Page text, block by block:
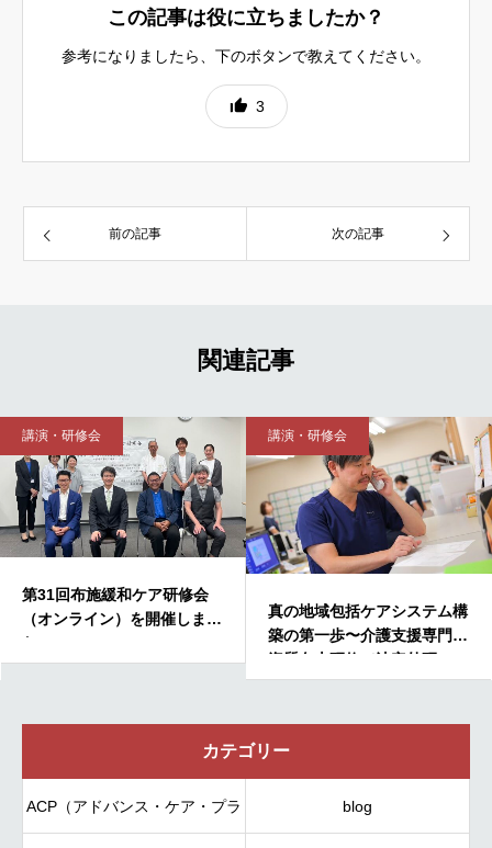
この記事は役に立ちましたか？
参考になりましたら、下のボタンで教えてください。
3
前の記事 次の記事
関連記事
講演・研修会
真の地域包括ケアシステム構
資質向上研修（法定外研
講演・研修会
～自他非分離のワークショッ
プ～
カテゴリー
ACP（アドバンス・ケア・プラ blog